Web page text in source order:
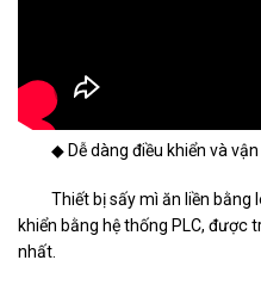
◆ Dễ dàng điều khiển và vận
Thiết bị sấy mì ăn liền bằng
khiển bằng hệ thống PLC, được
nhất.